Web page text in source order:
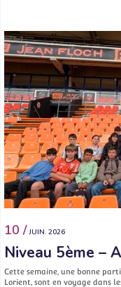
10 / JUIN. 2026
Niveau 5ème –
Cette semaine, une bonne
Lorient, sont en voyage dans